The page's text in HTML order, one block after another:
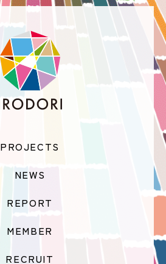
PROJECTS
NEWS
REPORT
MEMBER
RECRUIT